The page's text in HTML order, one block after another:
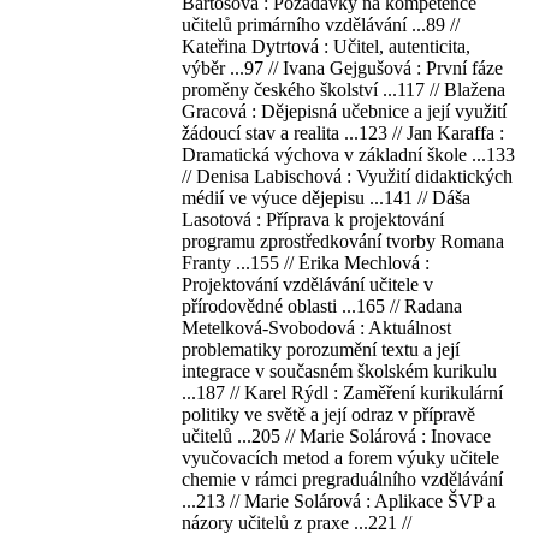
učitelů primárního vzdělávání ...89 //
Kateřina Dytrtová : Učitel, autenticita,
výběr ...97 // Ivana Gejgušová : První fáze
proměny českého školství ...117 // Blažena
Gracová : Dějepisná učebnice a její využití
žádoucí stav a realita ...123 // Jan Karaffa :
Dramatická výchova v základní škole ...133
// Denisa Labischová : Využití didaktických
médií ve výuce dějepisu ...141 // Dáša
Lasotová : Příprava k projektování
programu zprostředkování tvorby Romana
Franty ...155 // Erika Mechlová :
Projektování vzdělávání učitele v
přírodovědné oblasti ...165 // Radana
Metelková-Svobodová : Aktuálnost
problematiky porozumění textu a její
integrace v současném školském kurikulu
...187 // Karel Rýdl : Zaměření kurikulární
politiky ve světě a její odraz v přípravě
učitelů ...205 // Marie Solárová : Inovace
vyučovacích metod a forem výuky učitele
chemie v rámci pregraduálního vzdělávání
...213 // Marie Solárová : Aplikace ŠVP a
názory učitelů z praxe ...221 //